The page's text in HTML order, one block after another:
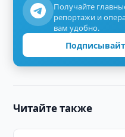
Получайте
репортажи и
вам удобно.
Читайте также